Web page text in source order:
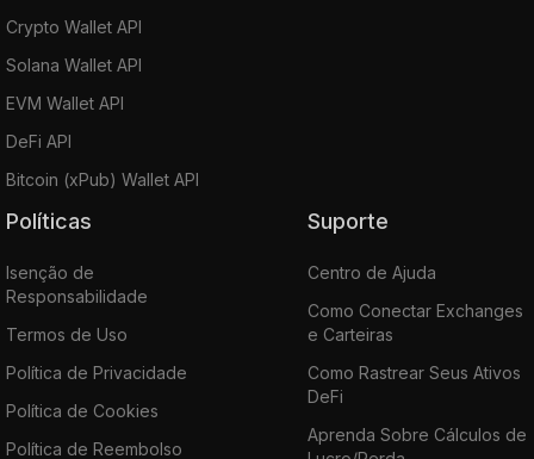
Crypto Wallet API
Solana Wallet API
EVM Wallet API
DeFi API
Bitcoin (xPub) Wallet API
Políticas
Isenção de
Responsabilidade
Termos de Uso
Política de Privacidade
Política de Cookies
Política de Reembolso
Suporte
Centro de Ajuda
Como Conectar Exchanges
e Carteiras
Como Rastrear Seus Ativos
DeFi
Aprenda Sobre Cálculos de